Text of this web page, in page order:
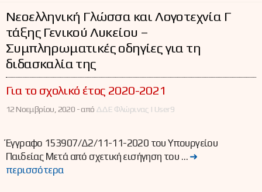
Νεοελληνική Γλώσσα και Λογοτεχνία Γ΄
τάξης Γενικού Λυκείου –
Συμπληρωματικές οδηγίες για τη
διδασκαλία της
Για το σχολικό έτος 2020-2021
12 Νοεμβρίου, 2020 -από ΔΔΕ Φλώρινας | User9
Έγγραφο 153907/Δ2/11-11-2020 του Υπουργείου
Παιδείας Μετά από σχετική εισήγηση του … ➜
περισσότερα